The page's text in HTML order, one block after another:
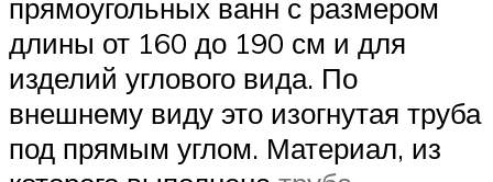
прямоугольных ванн с размером
длины от 160 до 190 см и для
изделий углового вида. По
внешнему виду это изогнутая труба
под прямым углом. Материал, из